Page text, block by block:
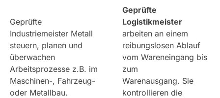
Geprüfte
Industriemeister Metall
steuern, planen und
überwachen
Arbeitsprozesse z.B. im
Maschinen-, Fahrzeug-
oder Metallbau.
Geprüfte
Logistikmeister
arbeiten an einem
reibungslosen Ablauf
vom Wareneingang bis
zum
Warenausgang. Sie
kontrollieren die